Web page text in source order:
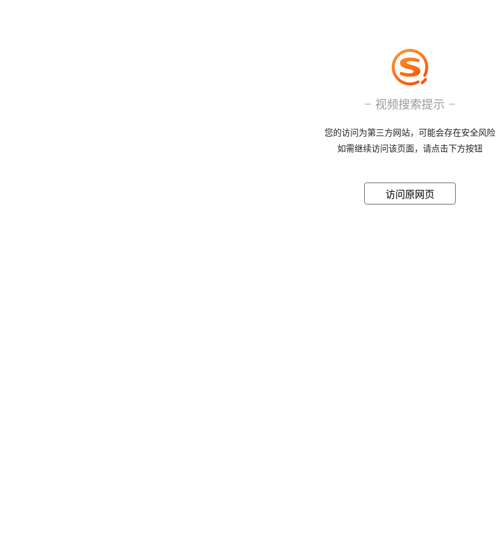
视频搜索提示
您的访问为第三方网站，可能会存在安全风险
如需继续访问该页面，请点击下方按钮
访问原网页